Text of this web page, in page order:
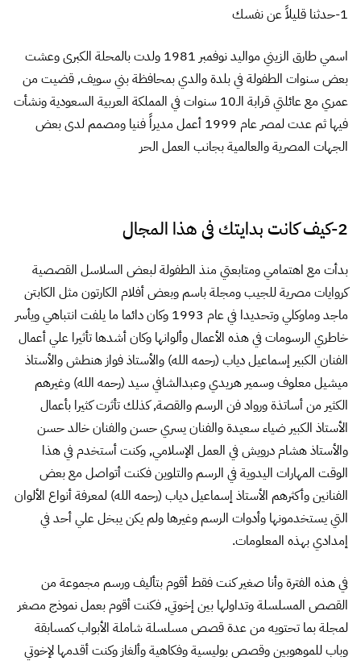
1-حدثنا قليلاً عن نفسك
اسمي طارق الزيني مواليد نوفمبر 1981 ولدت بالمحلة الكبرى وعشت
بعض سنوات الطفولة في بلدة والدي بمحافظة بني سويف, قضيت من
عمري مع عائلتي قرابة الـ10 سنوات في المملكة العربية السعودية ونشأت
فيها ثم عدت لمصر عام 1999 أعمل مديراً فنيا ومصمم لدى بعض
الجهات المصرية والعالمية بجانب العمل الحر
2-كيف كانت بدايتك فى هذا المجال
بدأت مع اهتمامي ومتابعتي منذ الطفولة لبعض السلاسل القصصية
كروايات مصرية للجيب ومجلة باسم وبعض أفلام الكارتون مثل الكابتن
ماجد وماوكلي وتحديدا في عام 1993 وكان دائما ما يلفت انتباهي ويأسر
خاطري الرسومات في هذه الأعمال وألوانها وكان أشدها تأثيرا علي أعمال
الفنان الكبير إسماعيل دياب (رحمه الله) والأستاذ فواز هنطش والأستاذ
ميشيل معلوف وسمير هريدي وعبدالشافي سيد (رحمه الله) وغيرهم
الكثير من أساتذة ورواد فن الرسم والقصة, كذلك تأثرت كثيرا بأعمال
الأستاذ الكبير ضياء سعيدة والفنان يسري حسن والفنان خالد حسن
والأستاذ هشام درويش في العمل الإسلامي, وكنت أستخدم في هذا
الوقت المهارات اليدوية في الرسم والتلوين فكنت أتواصل مع بعض
الفنانين وأكثرهم الأستاذ إسماعيل دياب (رحمه الله) لمعرفة أنواع الألوان
التي يستخدمونها وأدوات الرسم وغيرها ولم يكن يبخل علي أحد في
إمدادي بهذه المعلومات.
في هذه الفترة وأنا صغير كنت فقط أقوم بتأليف ورسم مجموعة من
القصص المسلسلة وتداولها بين إخوتي, فكنت أقوم بعمل نموذج مصغر
لمجلة بما تحتويه من عدة قصص مسلسلة شاملة الأبواب كمسابقة
وباب للموهوبين وقصص بوليسية وفكاهية وألغاز وكنت أقدمها لإخوتي